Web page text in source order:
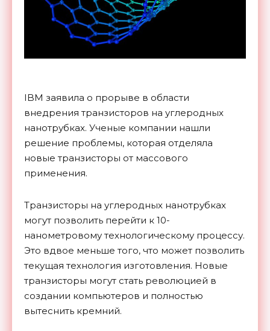
IBM заявила о прорыве в области
внедрения транзисторов на углеродных
нанотрубках. Ученые компании нашли
решение проблемы, которая отделяла
новые транзисторы от массового
применения.
Транзисторы на углеродных нанотрубках
могут позволить перейти к 10-
нанометровому технологическому процессу.
Это вдвое меньше того, что может позволить
текущая технология изготовления. Новые
транзисторы могут стать революцией в
создании компьютеров и полностью
вытеснить кремний.